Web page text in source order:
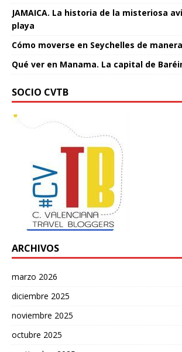
JAMAICA. La historia de la misteriosa
playa
Cómo moverse en Seychelles de
Qué ver en Manama. La capital de
SOCIO CVTB
ARCHIVOS
marzo 2026
diciembre 2025
noviembre 2025
octubre 2025